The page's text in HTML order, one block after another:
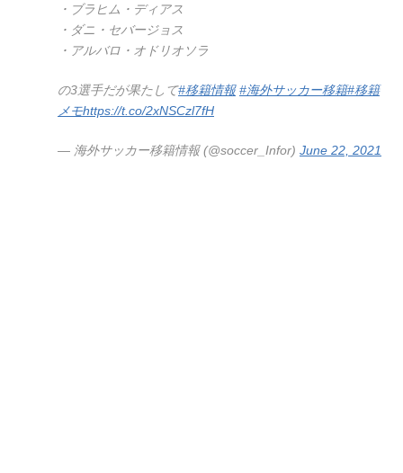
・ブラヒム・ディアス
・ダニ・セバージョス
・アルバロ・オドリオソラ
の3選手だが果たして#移籍情報 #海外サッカー移籍#移籍
メモhttps://t.co/2xNSCzl7fH
— 海外サッカー移籍情報 (@soccer_Infor) June 22, 2021